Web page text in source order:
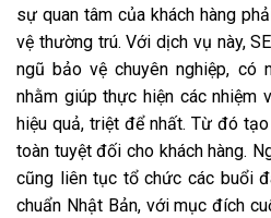
sự quan tâm của khách hàng
vệ thường trú. Với dịch vụ này,
ngũ bảo vệ chuyên nghiệp, có
nhằm giúp thực hiện các nhiệm
hiệu quả, triệt để nhất. Từ đó
toàn tuyệt đối cho khách hàng.
cũng liên tục tổ chức các buổi
chuẩn Nhật Bản, với mục đích